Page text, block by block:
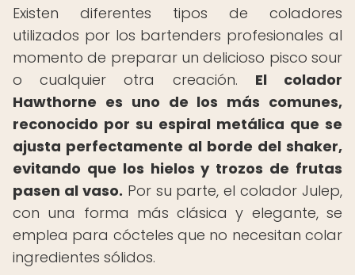
Existen diferentes tipos de coladores
utilizados por los bartenders profesionales al
momento de preparar un delicioso pisco sour
o cualquier otra creación. El colador
Hawthorne es uno de los más comunes,
reconocido por su espiral metálica que se
ajusta perfectamente al borde del shaker,
evitando que los hielos y trozos de frutas
pasen al vaso. Por su parte, el colador Julep,
con una forma más clásica y elegante, se
emplea para cócteles que no necesitan colar
ingredientes sólidos.